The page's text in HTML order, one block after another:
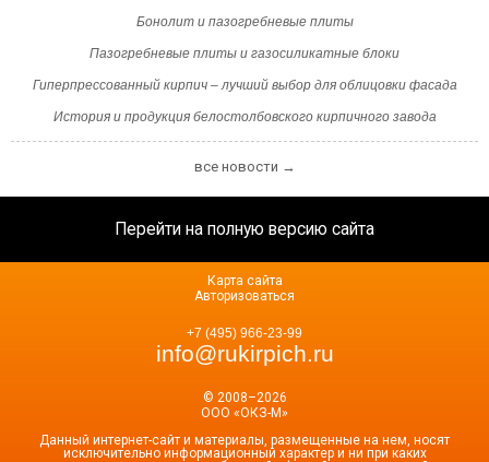
Бонолит и пазогребневые плиты
Пазогребневые плиты и газосиликатные блоки
Гиперпрессованный кирпич – лучший выбор для облицовки фасада
История и продукция белостолбовского кирпичного завода
все новости →
Перейти на полную версию сайта
© 2008–2026
ООО «ОКЗ-М»
Данный интернет-сайт и материалы, размещенные на нем, носят
исключительно информационный характер и ни при каких
+7 (495) 966-23-99
info@rukirpich.ru
Карта сайта
Авторизоваться